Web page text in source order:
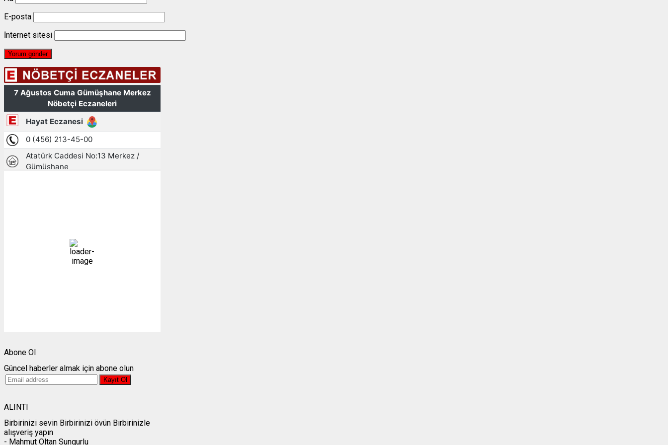
E-posta
İnternet sitesi
21 %
1004 mb
Abone Ol
Güncel haberler almak için abone olun
ALINTI
Birbirinizi sevin Birbirinizi övün Birbirinizle
alışveriş yapın
- Mahmut Oltan Sungurlu